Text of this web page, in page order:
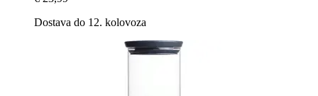
Dostava do 12. kolovoza